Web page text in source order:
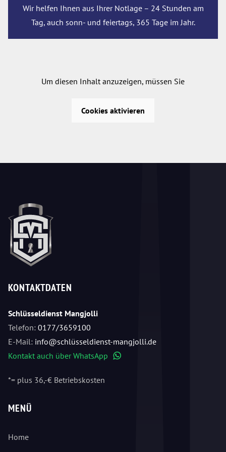
Wir helfen Ihnen aus Ihrer Notlage – 24 Stunden am
Tag, auch sonn- und feiertags, 365 Tage im Jahr.
Um diesen Inhalt anzuzeigen, müssen Sie
Cookies aktivieren
KONTAKTDATEN
Schlüsseldienst Mangjolli
Telefon: 0177/3659100
E-Mail: info@schlüsseldienst-mangjolli.de
Kontakt auch über WhatsApp
*= plus 36,-€ Betriebskosten
MENÜ
Home